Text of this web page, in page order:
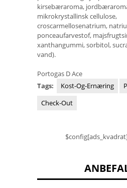
kirsebæraroma,
mikrokrystallinsk cellulose,
croscarmellosenatrium,
ponceaufarvestof,
xanthangummi, sorbitol,
vand).
Portogas D Ace
Tags:
Kost-Og-Ernæring
Check-Out